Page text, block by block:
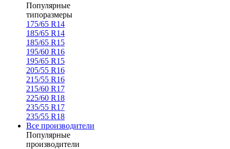
Популярные
типоразмеры
175/65 R14
185/65 R14
185/65 R15
195/60 R16
195/65 R15
205/55 R16
215/55 R16
215/60 R17
225/60 R18
235/55 R17
235/55 R18
Все производители
Популярные
производители